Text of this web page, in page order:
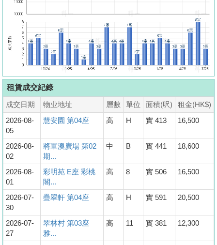
租賃成交紀錄
成交日期 物业地址 層數 單位 面積(呎)
租金(HK$)
2026-08-
05
慧安園 第04座 高 H 實 413 16,500
2026-08-
02
將軍澳廣場 第02
期...
中 B 實 441 18,600
2026-08-
01
彩明苑 E座 彩桃
閣...
高 8 實 506 16,500
2026-07-
30
疊翠軒 第04座 高 H 實 591 20,500
2026-07-
27
翠林村 第03座
雅...
高 11 實 381 12,300